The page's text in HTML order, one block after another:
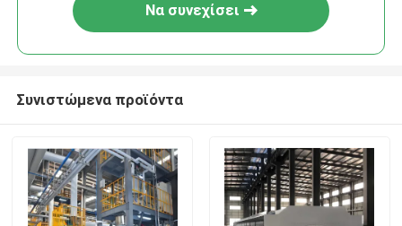
Να συνεχίσει
Συνιστώμενα προϊόντα